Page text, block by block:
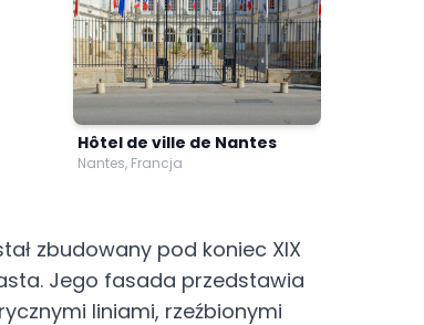
Hôtel de ville de Nantes
Nantes, Francja
zbudowany pod koniec XIX
Jego fasada przedstawia
liniami, rzeźbionymi